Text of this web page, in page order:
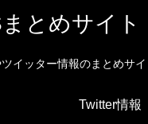
とめサイト
イッター情報のまとめサイ
Twitter情報